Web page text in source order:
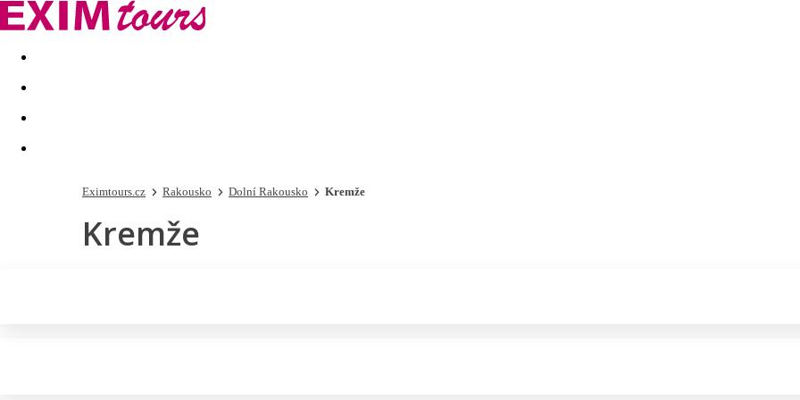
Akční nabídky Last minute
Eximtours.cz Rakousko Dolní Rakousko Kremže
Kremže